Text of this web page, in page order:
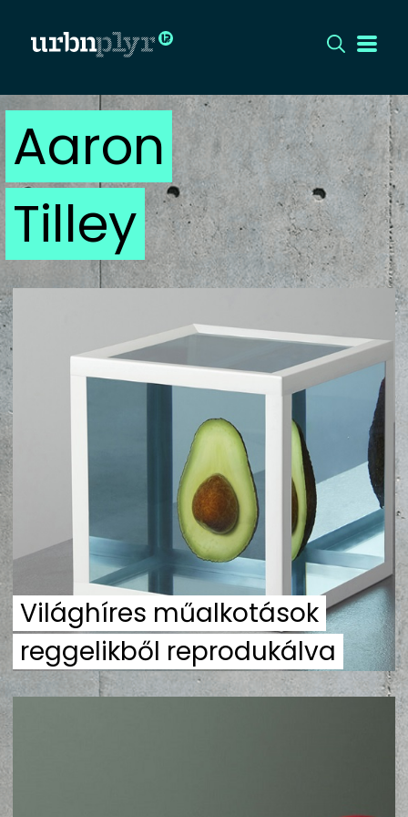
CÍMLAP
DIZÁJN
DIVAT
HIP
KULT
UTCA
ZENE
MÉDIAAJÁNLAT
IMPRESSZUM
PR-ARCHÍVUM
ADATKEZELÉSI TÁJÉKOZTATÓ
Aaron
Tilley
Világhíres műalkotások
reggelikből reprodukálva